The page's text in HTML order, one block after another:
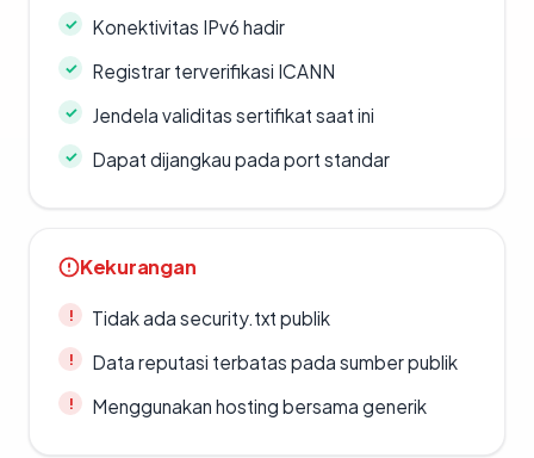
Konektivitas IPv6 hadir
Registrar terverifikasi ICANN
Jendela validitas sertifikat saat ini
Dapat dijangkau pada port standar
Kekurangan
Tidak ada security.txt publik
Data reputasi terbatas pada sumber publik
Menggunakan hosting bersama generik